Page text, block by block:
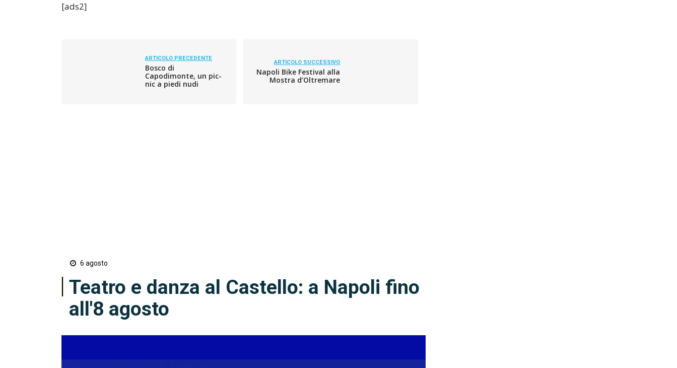
[ads2]
ARTICOLO PRECEDENTE
Bosco di
Capodimonte, un pic-
nic a piedi nudi
ARTICOLO SUCCESSIVO
Napoli Bike Festival alla
Mostra d’Oltremare
6 agosto
Teatro e danza al Castello: a Napoli fino
all'8 agosto